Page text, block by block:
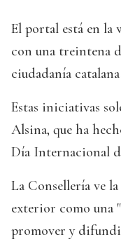
El portal está en la
con una treintena
ciudadanía
Estas iniciativas
Alsina, que ha
Día Internacional
La Consellería ve
exterior como una
promover y